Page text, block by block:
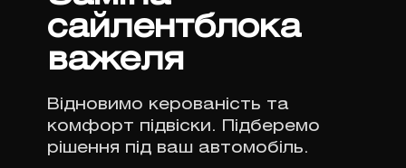
сайлентблока
важеля
Відновимо керованість та
комфорт підвіски. Підберемо
рішення під ваш автомобіль.